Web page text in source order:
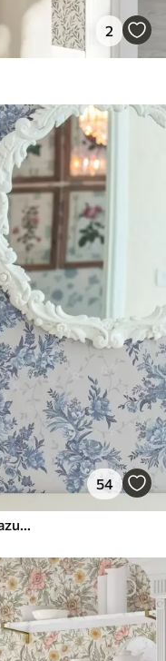
2
54
Flores e folhas delicadas em tons de azul e azul sobre um fundo claro